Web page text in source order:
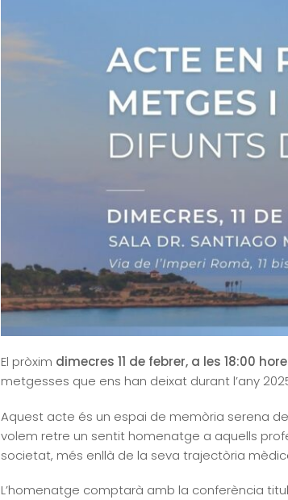
El pròxim dimecres 11 de febrer, a les 18:00
metgesses que ens han deixat durant l’any
Aquest acte és un espai de memòria serena
volem retre un sentit homenatge a aquells
societat, més enllà de la seva trajectòria
L’homenatge comptarà amb la conferència